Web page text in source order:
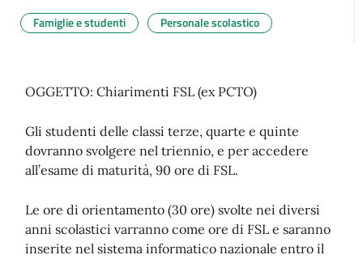
Famiglie e studenti Personale scolastico
OGGETTO: Chiarimenti FSL (ex PCTO)
Gli studenti delle classi terze, quarte e quinte
dovranno svolgere nel triennio, e per accedere
all’esame di maturità, 90 ore di FSL.
Le ore di orientamento (30 ore) svolte nei diversi
anni scolastici varranno come ore di FSL e saranno
inserite nel sistema informatico nazionale entro il